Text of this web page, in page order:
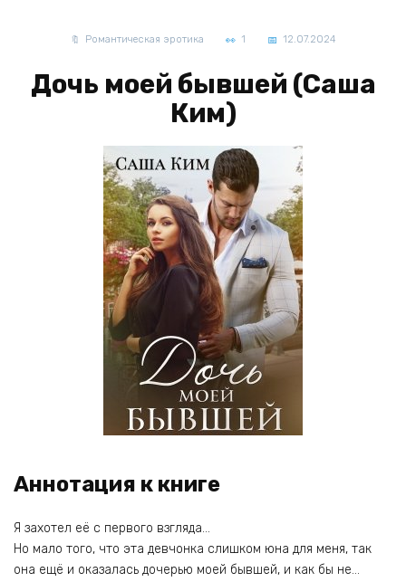
Романтическая эротика 1 12.07.2024
Дочь моей бывшей (Саша
Ким)
Аннотация к книге
Я захотел её с первого взгляда…
Но мало того, что эта девчонка слишком юна для меня, так
она ещё и оказалась дочерью моей бывшей, и как бы не…